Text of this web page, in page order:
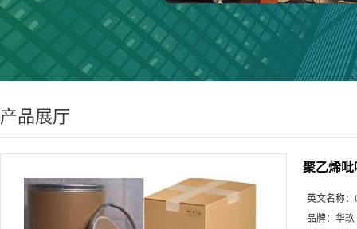
产品展厅
聚乙烯吡
英文名称：
品牌： 华玖